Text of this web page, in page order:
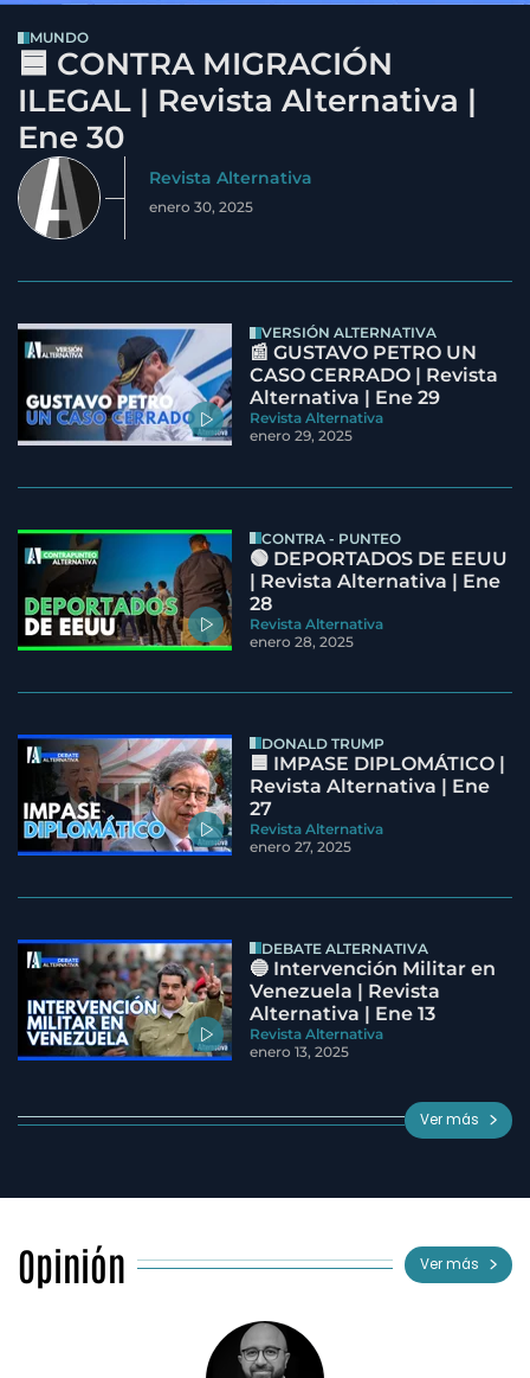
MUNDO
🟦 CONTRA MIGRACIÓN
ILEGAL | Revista Alternativa |
Ene 30
Revista Alternativa
enero 30, 2025
VERSIÓN ALTERNATIVA
📰 GUSTAVO PETRO UN
CASO CERRADO | Revista
Alternativa | Ene 29
Revista Alternativa
enero 29, 2025
CONTRA - PUNTEO
🟢 DEPORTADOS DE EEUU
| Revista Alternativa | Ene
28
Revista Alternativa
enero 28, 2025
DONALD TRUMP
🟦 IMPASE DIPLOMÁTICO |
Revista Alternativa | Ene
27
Revista Alternativa
enero 27, 2025
DEBATE ALTERNATIVA
🔵 Intervención Militar en
Venezuela | Revista
Alternativa | Ene 13
Revista Alternativa
enero 13, 2025
Ver más
Opinión Ver más